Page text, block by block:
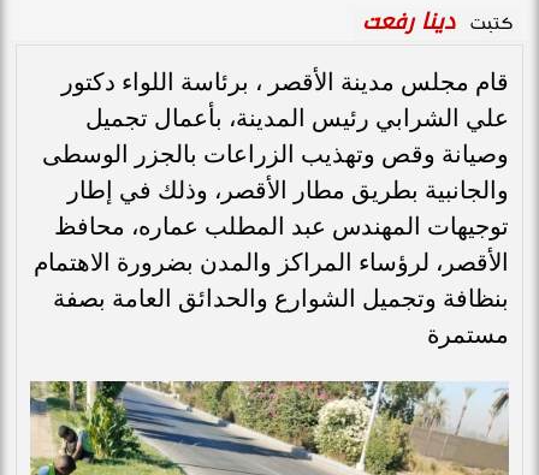
كتبت دينا رفعت
قام مجلس مدينة الأقصر ، برئاسة اللواء دكتور
علي الشرابي رئيس المدينة، بأعمال تجميل
وصيانة وقص وتهذيب الزراعات بالجزر الوسطى
والجانبية بطريق مطار الأقصر، وذلك في إطار
توجيهات المهندس عبد المطلب عماره، محافظ
الأقصر، لرؤساء المراكز والمدن بضرورة الاهتمام
بنظافة وتجميل الشوارع والحدائق العامة بصفة
مستمرة